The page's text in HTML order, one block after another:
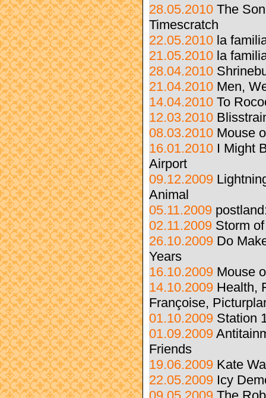
28.05.2010 The
Timescratch
22.05.2010 la
21.05.2010 la
28.04.2010
21.04.2010 Men,
14.04.2010 To
12.03.2010
08.03.2010 Mouse
16.01.2010 I Might
Airport
09.12.2009
Animal
05.11.2009
02.11.2009 Storm
26.10.2009 Do
Years
16.10.2009 Mouse
14.10.2009 Health,
Françoise,
01.10.2009 Station
01.09.2009
Friends
19.06.2009 Kate
22.05.2009 Icy